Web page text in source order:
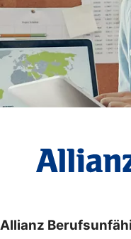
Allianz